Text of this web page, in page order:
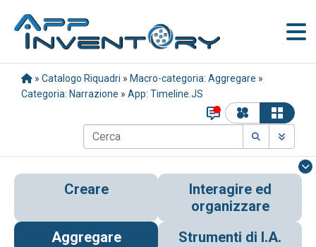
» Catalogo Riquadri » Macro-categoria: Aggregare »
Categoria: Narrazione » App: Timeline.JS
Creare
Interagire ed
organizzare
Aggregare
Strumenti di I.A.